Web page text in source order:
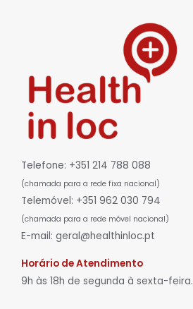
Telefone: +351 214 788 088
(chamada para a rede fixa nacional)
Telemóvel: +351 962 030 794
(chamada para a rede móvel nacional)
E-mail: geral@healthinloc.pt
Horário de Atendimento
9h às 18h de segunda à sexta-feira.